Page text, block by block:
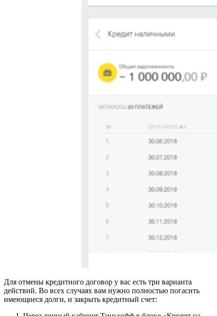
Для отмены кредитного договор у вас есть три варианта
действий. Во всех случаях вам нужно полностью погасить
имеющиеся долги, и закрыть кредитный счет: